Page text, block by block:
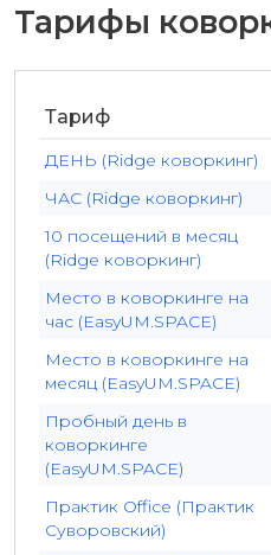
Тарифы
Тариф
ДЕНЬ (Ridge коворкинг)
ЧАС (Ridge коворкинг)
10 посещений в месяц
(Ridge коворкинг)
Место в коворкинге на
час (EasyUM.SPACE)
Место в коворкинге на
месяц (EasyUM.SPACE)
Пробный день в
коворкинге
(EasyUM.SPACE)
Практик Office (Практик
Суворовский)